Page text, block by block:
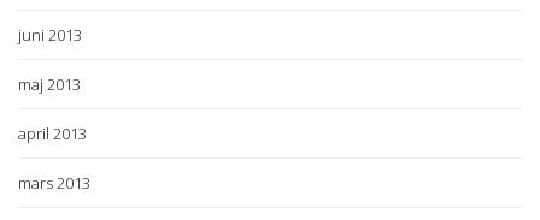
juni 2013
maj 2013
april 2013
mars 2013